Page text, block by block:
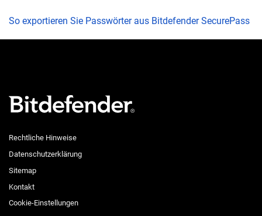
So exportieren Sie Passwörter aus Bitdefender SecurePass
Rechtliche Hinweise
Datenschutzerklärung
Sitemap
Kontakt
Cookie-Einstellungen